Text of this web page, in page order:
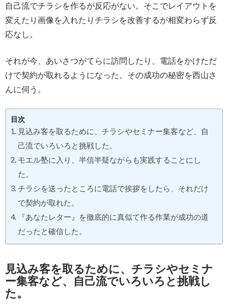
自己流でチラシを作るが反応がない。そこでレイアウトを
変えたり画像を入れたりチラシを改善するが相変わらず反
応なし。
それが今、あいさつがてらに訪問したり、電話をかけただ
けで契約が取れるようになった。その成功の秘密を西山さ
んに伺う。
目次
見込み客を取るために、チラシやセミナー集客など、自
己流でいろいろと挑戦した。
モエル塾に入り、半信半疑ながらも実践することにし
た。
チラシを送ったところに電話で挨拶をしたら、それだけ
で契約が取れた。
『あなたレター』を徹底的に真似て作る作業が成功の道
だったと確信した。
見込み客を取るために、チラシやセミナ
ー集客など、自己流でいろいろと挑戦し
た。